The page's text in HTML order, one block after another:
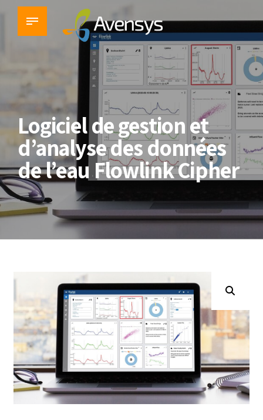
Logiciel de gestion et
d’analyse des données
de l’eau Flowlink Cipher